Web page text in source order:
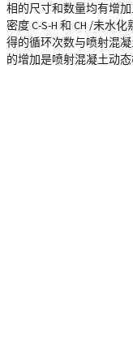
相的尺寸和数量均有增
密度 C-S-H 和 CH /未水
得的循环次数与喷射混
的增加是喷射混凝土动态